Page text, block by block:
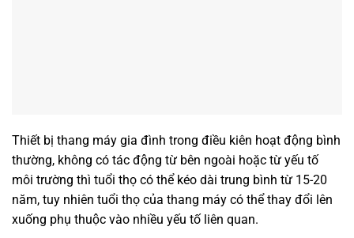
Thiết bị thang máy gia đình trong điều kiên hoạt động bình
thường, không có tác động từ bên ngoài hoặc từ yếu tố
môi trường thì tuổi thọ có thể kéo dài trung bình từ 15-20
năm, tuy nhiên tuổi thọ của thang máy có thể thay đổi lên
xuống phụ thuộc vào nhiều yếu tố liên quan.